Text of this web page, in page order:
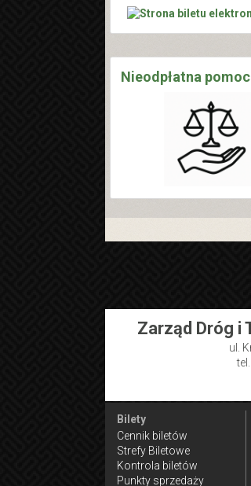
Nieodpłatna
Zarząd Dróg i
ul.
Bilety
Cennik biletów
Strefy Biletowe
Kontrola biletów
Punkty sprzedaży